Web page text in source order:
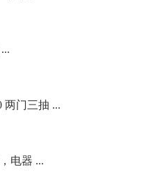
两门三抽 ...
电器 ...